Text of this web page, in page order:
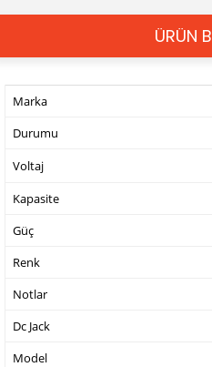
ÜRÜN
Marka
Durumu
Voltaj
Kapasite
Güç
Renk
Notlar
Dc Jack
Model